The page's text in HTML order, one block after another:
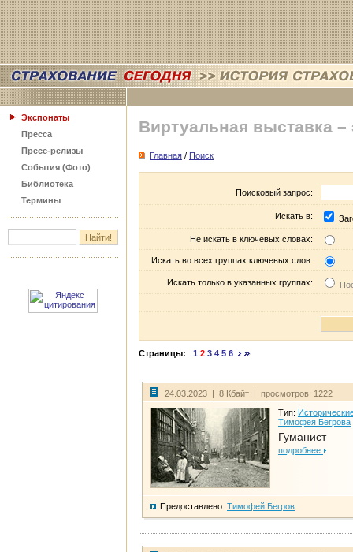
Экспонаты
Пресса
Пресс-релизы
События (Фото)
Библиотека
Термины
Виртуальная выставка –
Главная / Поиск
Поисковый запрос:
Искать в:
Не искать в ключевых словах:
Искать во всех группах ключевых слов:
Искать только в указанных группах:
Страницы: 1 2 3 4 5 6
24.03.2023 | 8 Кбайт | просмотров: 1222
Тип:
Тимофея Бегрова
Гуманист
подробнее
Предоставлено: Тимофей Бегров